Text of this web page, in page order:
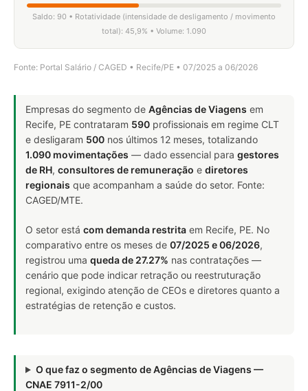
Saldo: 90 • Rotatividade (intensidade de desligamento / movimento
total): 45,9% • Volume: 1.090
Fonte: Portal Salário / CAGED • Recife/PE • 07/2025 a 06/2026
Empresas do segmento de Agências de Viagens em
Recife, PE contrataram 590 profissionais em regime CLT
e desligaram 500 nos últimos 12 meses, totalizando
1.090 movimentações — dado essencial para gestores
de RH, consultores de remuneração e diretores
regionais que acompanham a saúde do setor. Fonte:
CAGED/MTE.
O setor está com demanda restrita em Recife, PE. No
comparativo entre os meses de 07/2025 e 06/2026,
registrou uma queda de 27.27% nas contratações —
cenário que pode indicar retração ou reestruturação
regional, exigindo atenção de CEOs e diretores quanto a
estratégias de retenção e custos.
O que faz o segmento de Agências de Viagens —
CNAE 7911-2/00